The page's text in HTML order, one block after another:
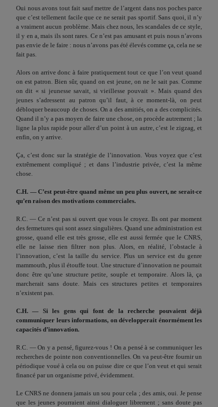
Oui nous avons tout fait sauf mettre de l’argent dans nos poches parce
que c’est tellement facile que ce ne serait pas spor­tif. Sans quoi, il n’y
a vraiment aucun problème. Mais chez nous, les scandales de ce style,
il y en a, mais ils sont rares. Ce n’est pas amusant et puis nous n’avons
pas envie de le faire : nous n’avons pas été élevés comme ça, cela ne se
fait pas.
Alors on arrive donc à faire pratiquement tout ce que l’on veut quand
on est patron. Bien sûr, quand on est jeune, on ne le sait pas. Comme
on dit « si jeunesse savait, si vieillesse pou­vait ». Mais quand des
jeunes s’adressent au patron qu’il faut, à ce moment-là, on peut
débloquer beaucoup de choses. On a des amitiés, on a des complicités.
Quand il n’y a pas moyen de faire une chose, on procède autrement ; la
ligne la plus rapide pour aller d’un point à un autre, c’est le zigzag, et
enfin, on y arrive.
Ça, c’est donc sur la stratégie de l’innovation. Vous voyez que c’est
extrêmement compliqué ; et dans l’industrie privée, c’est la même
chose.
C.H. — C’est peut-être quand même un peu plus ouvert, ne serait-ce
qu’en raison des motivations commerciales.
R.C. — Ce n’est pas si ouvert que vous le croyez. Ils ont par moment
des fermetures qui sont assez singulières. Quand une administration est
grosse, quand elle est très grosse, elle est aussi fermée que le CNRS,
elle ne laisse rien filtrer non plus. Alors, en réalité, l’obstacle à
l’innovation, c’est la taille du service. Plus un service est du genre
mammouth, plus il étouffe tout. Une structure d’innovation ne pourrait
donc être qu’une structure petite, souple et temporaire. Alors là, ça
marcherait sans doute. Mais ces structures petites et temporaires
n’existent pas.
C.H. — Si les gens qui font de la recherche pouvaient déjà
communiquer leurs informations, on développerait énormément les
capacités d’innovation.
R.C. — On y a pensé, figurez-vous ! On a pensé à se communiquer les
recherches de pointe non conventionnelles. On va peut-être fournir un
périodique voué à cela ou on puisse dire ce que l’on veut et qui serait
financé par un organisme privé, évidemment.
Le CNRS ne donnera jamais un sou pour cela ; des amis, oui. Je pense
que les jeunes pourraient ainsi dialoguer libre­ment ; sans doute pas